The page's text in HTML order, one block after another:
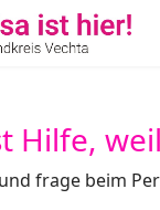
Hilfe,
frage beim